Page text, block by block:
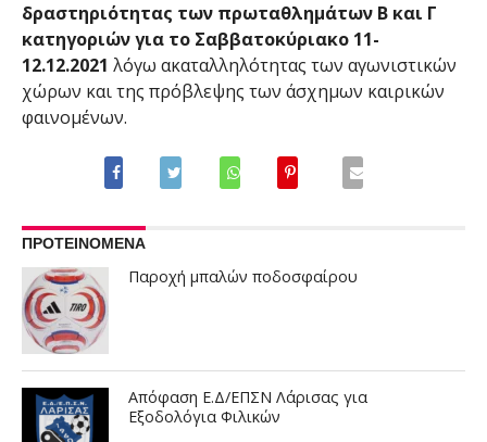
δραστηριότητας των πρωταθλημάτων Β και Γ
κατηγοριών για το Σαββατοκύριακο 11-
12.12.2021 λόγω ακαταλληλότητας των αγωνιστικών
χώρων και της πρόβλεψης των άσχημων καιρικών
φαινομένων.
ΠΡΟΤΕΙΝΟΜΕΝΑ
Παροχή μπαλών ποδοσφαίρου
Απόφαση Ε.Δ/ΕΠΣΝ Λάρισας για
Εξοδολόγια Φιλικών